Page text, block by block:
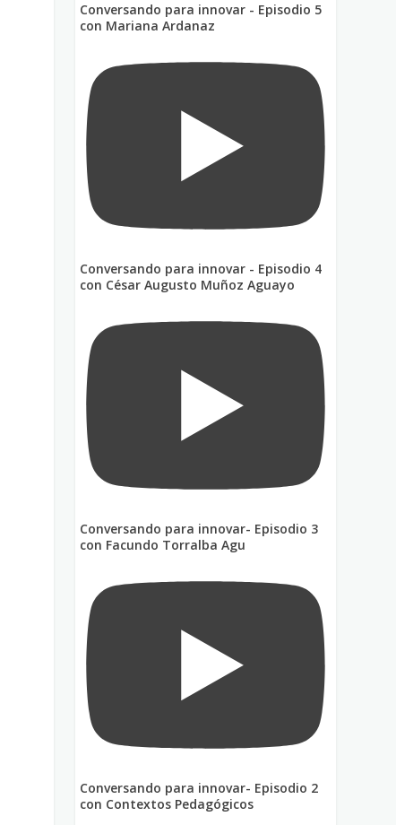
Conversando para innovar - Episodio 5
con Mariana Ardanaz
Conversando para innovar - Episodio 4
con César Augusto Muñoz Aguayo
Conversando para innovar- Episodio 3
con Facundo Torralba Agu
Conversando para innovar- Episodio 2
con Contextos Pedagógicos